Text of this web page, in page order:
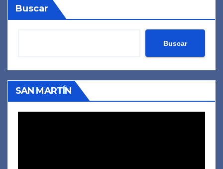
Buscar
Buscar
SAN MARTÍN